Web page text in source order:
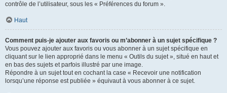
contrôle de l’utilisateur, sous les « Préférences du forum ».
Haut
Comment puis-je ajouter aux favoris ou m’abonner à un sujet spécifique ?
Vous pouvez ajouter aux favoris ou vous abonner à un sujet spécifique en
cliquant sur le lien approprié dans le menu « Outils du sujet », situé en haut et
en bas des sujets et parfois illustré par une image.
Répondre à un sujet tout en cochant la case « Recevoir une notification
lorsqu’une réponse est publiée » équivaut à vous abonner à ce sujet.